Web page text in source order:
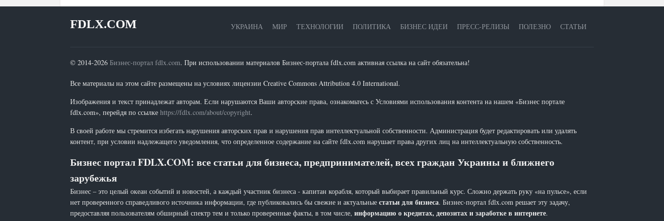
УКРАИНА МИР ТЕХНОЛОГИИ ПОЛИТИКА БИЗНЕС ИДЕИ ПРЕСС-РЕЛИЗЫ ПОЛЕЗНО СТАТЬИ
FDLX.COM
© 2014-2026 Бизнес-портал fdlx.com. При использовании материалов Бизнес-портала fdlx.com активная ссылка на сайт обязательна!
Все материалы на этом сайте размещены на условиях лицензии Creative Commons Attribution 4.0 International.
Изображения и текст принадлежат авторам. Если нарушаются Ваши авторские права, ознакомьтесь с Условиями использования контента на нашем «Бизнес портале
fdlx.com», перейдя по ссылке https://fdlx.com/about/copyright.
В своей работе мы стремится избегать нарушения авторских прав и нарушения прав интеллектуальной собственности. Администрация будет редактировать или удалять
контент, при условии надлежащего уведомления, что определенное содержание на сайте fdlx.com нарушает права других лиц на интеллектуальную собственность.
Бизнес портал FDLX.COM: все статьи для бизнеса, предпринимателей, всех граждан Украины и ближнего
зарубежья
Бизнес – это целый океан событий и новостей, а каждый участник бизнеса - капитан корабля, который выбирает правильный курс. Сложно держать руку «на пульсе», если
нет проверенного справедливого источника информации, где публиковались бы свежие и актуальные статьи для бизнеса. Бизнес-портал fdlx.com решает эту задачу,
предоставляя пользователям обширный спектр тем и только проверенные факты, в том числе, информацию о кредитах, депозитах и заработке в интернете.